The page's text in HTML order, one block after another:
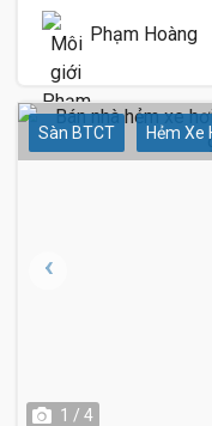
Phạm Hoàng
Sàn BTCT Hẻm Xe
1 / 4